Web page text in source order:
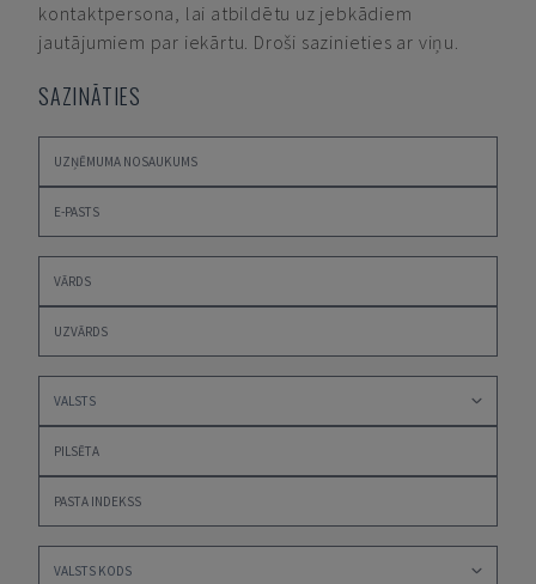
kontaktpersona, lai atbildētu uz jebkādiem
jautājumiem par iekārtu. Droši sazinieties ar viņu.
SAZINĀTIES